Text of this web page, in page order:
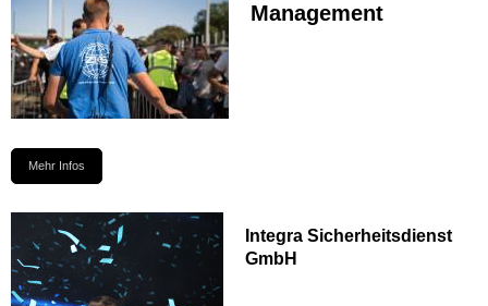
Management
Mehr Infos
Integra Sicherheitsdienst
GmbH